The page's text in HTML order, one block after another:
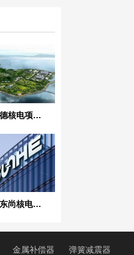
【宁德核电项目】橡胶接头合同
【山东尚核电力科技】美标橡胶接头合同
金属补偿器 弹簧减震器